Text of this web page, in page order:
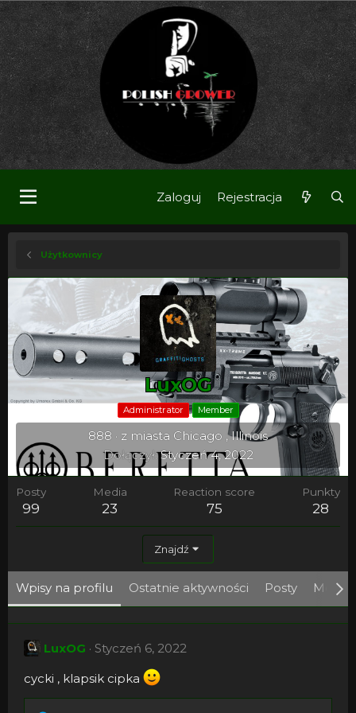
Zaloguj Rejestracja
Użytkownicy
LuxOG
Administrator Member
888 · z miasta Chicago , Illinois
Dołączył Styczeń 4, 2022
Posty
99
Media
23
Reaction score
75
Punkty
28
Znajdź
Wpisy na profilu Ostatnie aktywności Posty Media
LuxOG
Styczeń 6, 2022
cycki , klapsik cipka